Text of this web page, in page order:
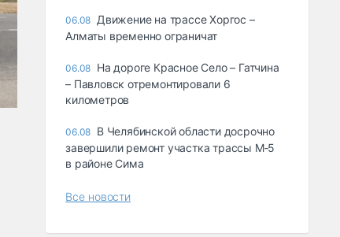
06.08 Движение на трассе Хоргос –
Алматы временно ограничат
06.08 На дороге Красное Село – Гатчина
– Павловск отремонтировали 6
километров
06.08 В Челябинской области досрочно
завершили ремонт участка трассы М‑5
в районе Сима
Все новости